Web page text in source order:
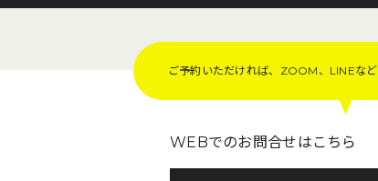
WEBでのお問合せはこちら
ご予約いただければ、ZOOM、LINEなど